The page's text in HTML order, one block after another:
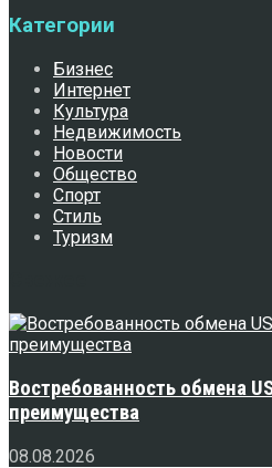
Категории
Бизнес
Интернет
Культура
Недвижимость
Новости
Общество
Спорт
Стиль
Туризм
Востребованность обмена
преимущества
08.08.2026